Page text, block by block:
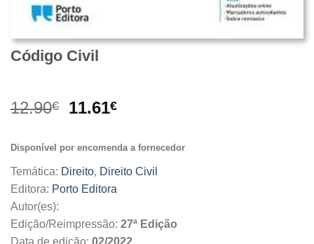
Código Civil
12.90€
O
original
12.90€.
11.61€O
atual
11.61€.
Disponível por encomenda a fornecedor
Temática: Direito, Direito Civil
Editora: Porto Editora
Autor(es):
Edição/Reimpressão: 27ª Edição